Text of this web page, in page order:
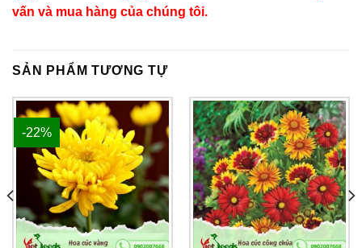
vấn và mua hàng của chúng tôi.
SẢN PHẨM TƯƠNG TỰ
-22%